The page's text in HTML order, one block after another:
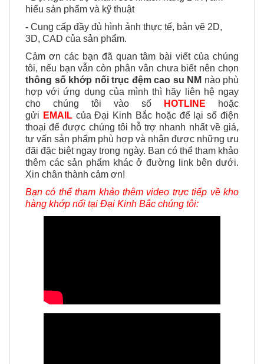
hiểu sản phẩm và kỹ thuật
- Cung cấp đầy đủ hình ảnh thực tế, bản vẽ 2D,
3D, CAD của sản phẩm.
Cảm ơn các bạn đã quan tâm bài viết của chúng
tôi, nếu bạn vẫn còn phân vân chưa biết nên chọn
thông số khớp nối trục đệm cao su NM nào phù
hợp với ứng dụng của mình thì hãy liên hệ ngay
cho chúng tôi vào số
HOTLINE
hoặc
gửi EMAILcủa Đại Kinh Bắc hoặc để lại số điện
thoại để được chúng tôi hỗ trợ nhanh nhất về giá,
tư vấn sản phẩm phù hợp và nhận được những ưu
đãi đặc biệt ngay trong ngày. Bạn có thể tham khảo
thêm các sản phẩm khác ở đường link bên dưới.
Xin chân thành cảm ơn!
Bạn có thể tham khảo thêm video trực tiếp về kho
hàng khớp nối tại Đại Kinh Bắc chúng tôi: